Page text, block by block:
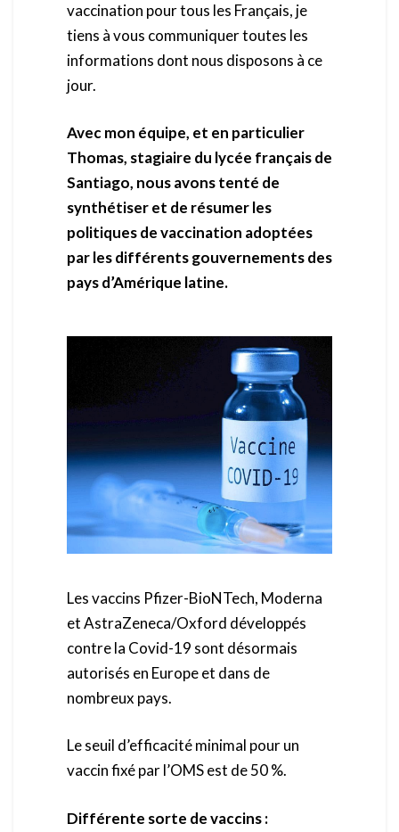
vaccination pour tous les Français, je
tiens à vous communiquer toutes les
informations dont nous disposons à ce
jour.
Avec mon équipe, et en particulier
Thomas, stagiaire du lycée français de
Santiago, nous avons tenté de
synthétiser et de résumer les
politiques de vaccination adoptées
par les différents gouvernements des
pays d’Amérique latine.
Les vaccins Pfizer-BioNTech, Moderna
et AstraZeneca/Oxford développés
contre la Covid-19 sont désormais
autorisés en Europe et dans de
nombreux pays.
Le seuil d’efficacité minimal pour un
vaccin fixé par l’OMS est de 50 %.
Différente sorte de vaccins :